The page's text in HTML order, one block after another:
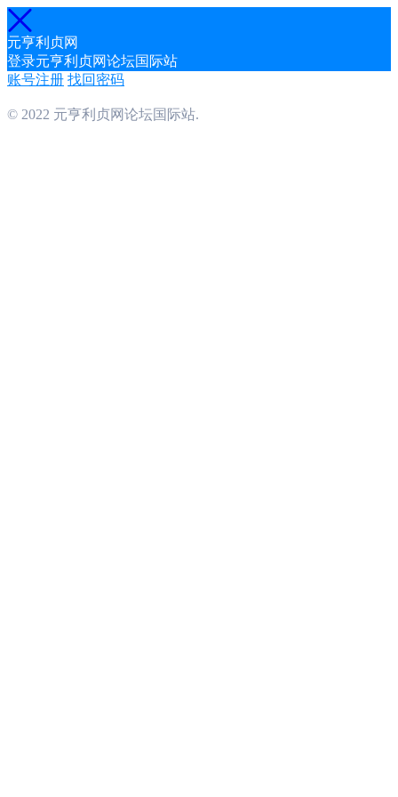
元亨利贞网
登录元亨利贞网论坛国际站
账号注册 找回密码
© 2022 元亨利贞网论坛国际站.